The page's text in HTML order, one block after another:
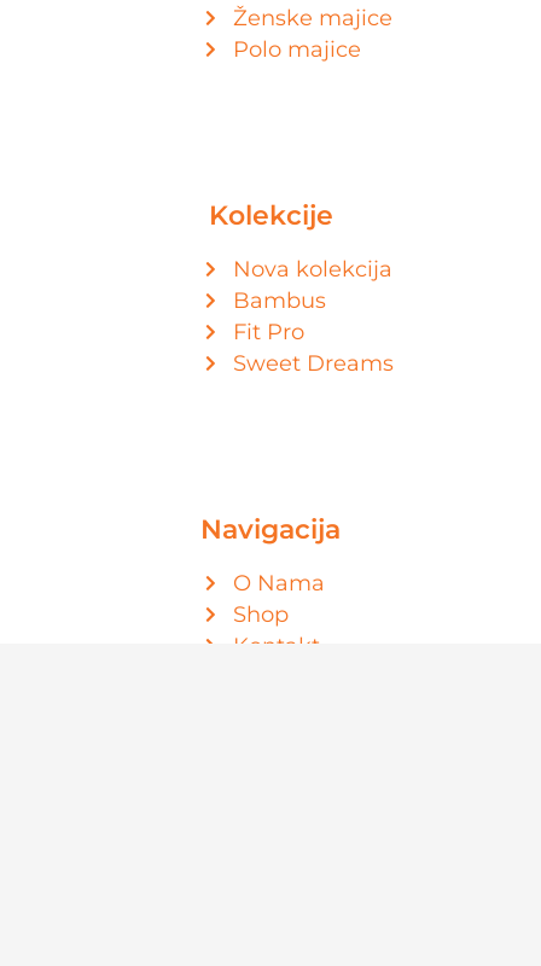
Ženske majice
Polo majice
Kolekcije
Nova kolekcija
Bambus
Fit Pro
Sweet Dreams
Navigacija
O Nama
Shop
Kontakt